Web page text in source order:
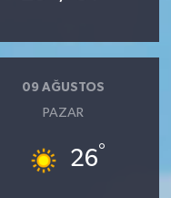
09 AĞUSTOS
PAZAR
26°